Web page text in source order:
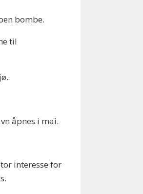
bombe.
til
åpnes i mai.
interesse for